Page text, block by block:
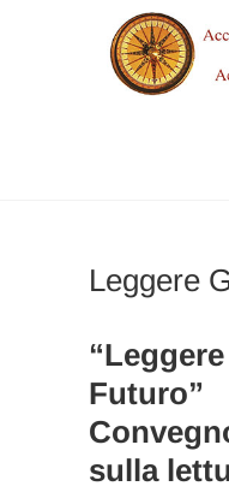
Leggere
Futuro”
sulla